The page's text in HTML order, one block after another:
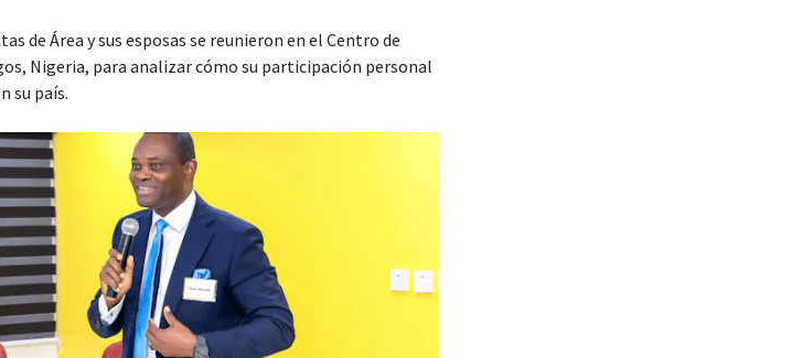
de Área y sus esposas se reunieron en el Centro de
Nigeria, para analizar cómo su participación personal
su país.